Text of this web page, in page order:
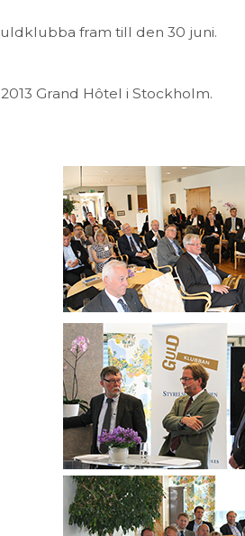
fram till den 30 juni.
Grand Hôtel i Stockholm.